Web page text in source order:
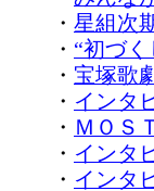
・ 星組次
・ “初づ
・ 宝塚歌
・ インタ
・ ＭＯＳ
・ インタ
・ インタ